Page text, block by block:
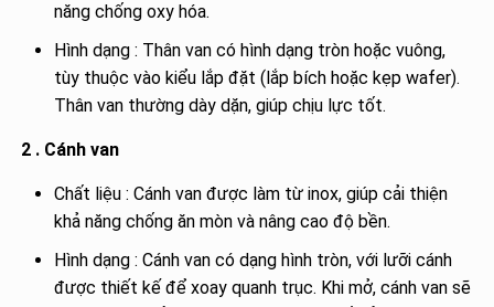
năng chống oxy hóa.
Hình dạng : Thân van có hình dạng tròn hoặc vuông,
tùy thuộc vào kiểu lắp đặt (lắp bích hoặc kẹp wafer).
Thân van thường dày dặn, giúp chịu lực tốt.
2 . Cánh van
Chất liệu : Cánh van được làm từ inox, giúp cải thiện
khả năng chống ăn mòn và nâng cao độ bền.
Hình dạng : Cánh van có dạng hình tròn, với lưỡi cánh
được thiết kế để xoay quanh trục. Khi mở, cánh van sẽ